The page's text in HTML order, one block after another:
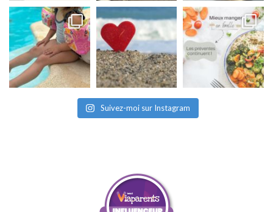
Suivez-moi sur Instagram